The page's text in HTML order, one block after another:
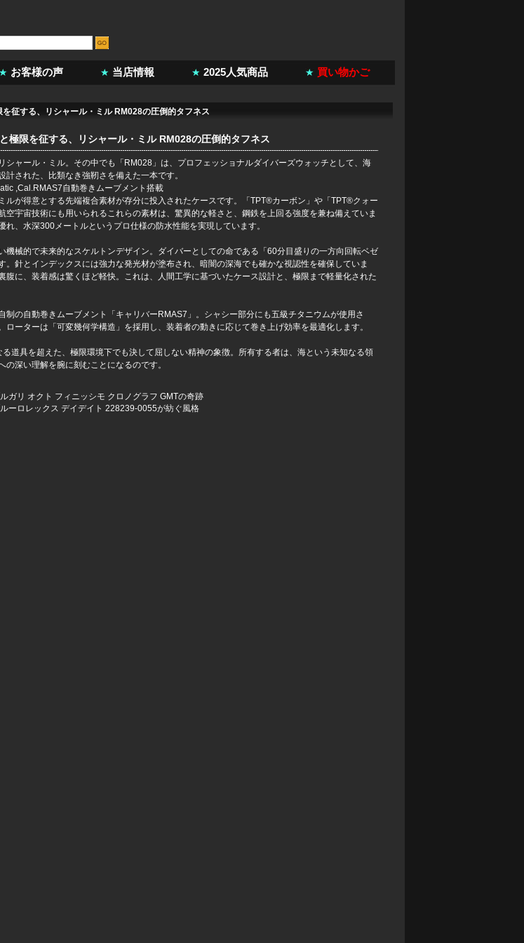
お客様の声 当店情報 2025人気商品 買い物かご
征する、リシャール・ミル RM028の圧倒的タフネス
極限を征する、リシャール・ミル RM028の圧倒的タフネス
シャール・ミル。その中でも「RM028」は、プロフェッショナルダイバーズウォッチとして、海
計された、比類なき強靭さを備えた一本です。
ルが得意とする先端複合素材が存分に投入されたケースです。「TPT®カーボン」や「TPT®クォー
空宇宙技術にも用いられるこれらの素材は、驚異的な軽さと、鋼鉄を上回る強度を兼ね備えていま
れ、水深300メートルというプロ仕様の防水性能を実現しています。
機械的で未来的なスケルトンデザイン。ダイバーとしての命である「60分目盛りの一方向回転ベゼ
。針とインデックスには強力な発光材が塗布され、暗闇の深海でも確かな視認性を確保していま
腹に、装着感は驚くほど軽快。これは、人間工学に基づいたケース設計と、極限まで軽量化された
制の自動巻きムーブメント「キャリバーRMAS7」。シャシー部分にも五級チタニウムが使用さ
ローターは「可変幾何学構造」を採用し、装着者の動きに応じて巻き上げ効率を最適化します。
道具を超えた、極限環境下でも決して屈しない精神の象徴。所有する者は、海という未知なる領
深い理解を腕に刻むことになるのです。
ガリ オクト フィニッシモ クロノグラフ GMTの奇跡
ーロレックス デイデイト 228239-0055が紡ぐ風格